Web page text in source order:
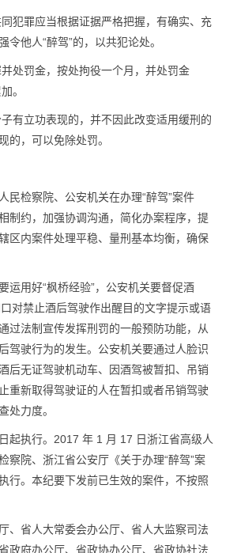
同犯罪应当根据证据严格把握，有确实、充
令他人“醉驾”的，以共犯论处。
并处罚金，按处拘役一个月，并处罚金
。
子有立功表现的，并不因此改变适用缓刑的
的，可以免除处罚。
民检察院、公安机关在办理“醉驾”案件
制约，加强协调沟通，简化办案程序，提
区内案件处理平稳、量刑基本均衡，确保
运用好“枫桥经验”，公安机关要督促酒
对禁止酒后驾驶作出醒目的文字提示或语
过法制宣传发挥刑罚的一般预防功能，从
驾驶行为的发生。公安机关要通过人脸识
后无证驾驶机动车、因酒驾被暂扣、吊销
重新取得驾驶证的人在暂扣或者吊销驾驶
处力度。
起执行。2017 年 1 月 17 日浙江省高级人
察院、浙江省公安厅《关于办理“醉驾”案
行。本纪要下发前已生效的案件，不按照
、省人大常委会办公厅、省人大监察司法
政府办公厅、省政协办公厅、省政协社法